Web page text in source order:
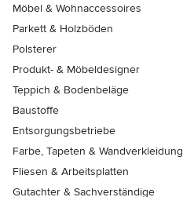
Möbel & Wohnaccessoires
Parkett & Holzböden
Polsterer
Produkt- & Möbeldesigner
Teppich & Bodenbeläge
Baustoffe
Entsorgungsbetriebe
Farbe, Tapeten & Wandverkleidung
Fliesen & Arbeitsplatten
Gutachter & Sachverständige